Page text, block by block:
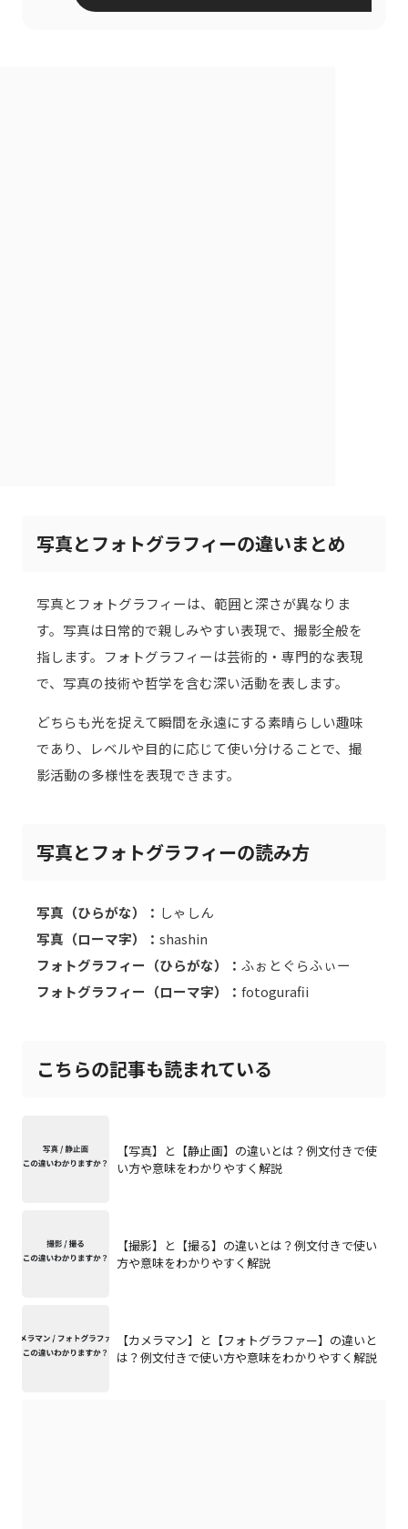
写真とフォトグラフィーの違いまとめ
写真とフォトグラフィーは、範囲と深さが異なりま
す。写真は日常的で親しみやすい表現で、撮影全般を
指します。フォトグラフィーは芸術的・専門的な表現
で、写真の技術や哲学を含む深い活動を表します。
どちらも光を捉えて瞬間を永遠にする素晴らしい趣味
であり、レベルや目的に応じて使い分けることで、撮
影活動の多様性を表現できます。
写真とフォトグラフィーの読み方
写真（ひらがな）： しゃしん
写真（ローマ字）： shashin
フォトグラフィー（ひらがな）： ふぉとぐらふぃー
フォトグラフィー（ローマ字）： fotogurafii
こちらの記事も読まれている
【写真】と【静止画】の違いとは？例文付きで使
い方や意味をわかりやすく解説
【撮影】と【撮る】の違いとは？例文付きで使い
方や意味をわかりやすく解説
【カメラマン】と【フォトグラファー】の違いと
は？例文付きで使い方や意味をわかりやすく解説